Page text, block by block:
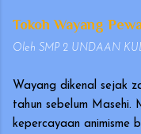
Tokoh Wayang
Oleh SMP 2 UNDAAN
Wayang dikenal sejak
tahun sebelum Masehi.
kepercayaan animisme